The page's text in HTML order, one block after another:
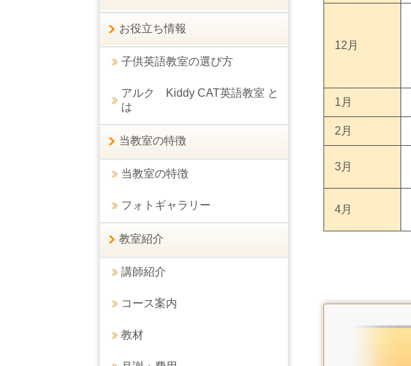
12月
1月
2月
3月
4月
お役立ち情報
子供英語教室の選び方
アルク Kiddy CAT英語教室 と
は
当教室の特徴
当教室の特徴
フォトギャラリー
教室紹介
講師紹介
コース案内
教材